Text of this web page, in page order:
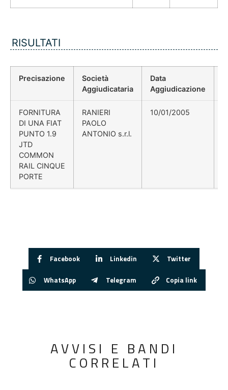
RISULTATI
Precisazione
Società
Aggiudicataria
Data
Aggiudicazione
FORNITURA
DI UNA FIAT
PUNTO 1.9
JTD
COMMON
RAIL CINQUE
PORTE
RANIERI
PAOLO
ANTONIO s.r.l.
10/01/2005
Facebook Linkedin Twitter
WhatsApp Telegram Copia link
AVVISI E BANDI
CORRELATI